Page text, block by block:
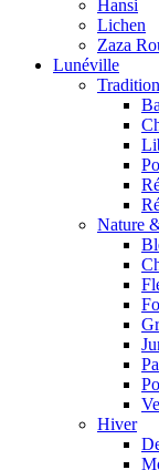
Hansi
Lichen
Zaza
Lunéville
Tradition
Nature
Hiver